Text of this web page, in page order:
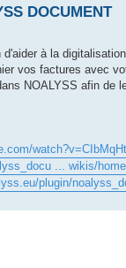
DOCUMENT
à la
vos factures avec
NOALYSS afin de
... wikis/home
plugin/